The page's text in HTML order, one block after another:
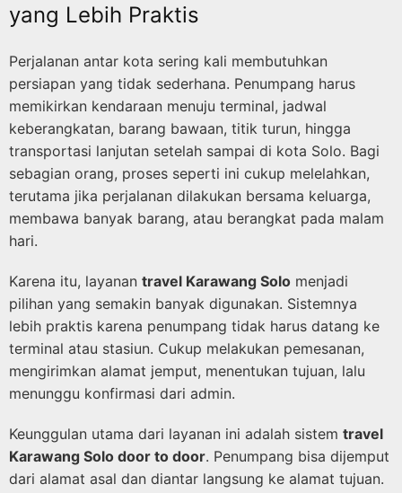
yang Lebih Praktis
Perjalanan antar kota sering kali membutuhkan
persiapan yang tidak sederhana. Penumpang harus
memikirkan kendaraan menuju terminal, jadwal
keberangkatan, barang bawaan, titik turun, hingga
transportasi lanjutan setelah sampai di kota Solo. Bagi
sebagian orang, proses seperti ini cukup melelahkan,
terutama jika perjalanan dilakukan bersama keluarga,
membawa banyak barang, atau berangkat pada malam
hari.
Karena itu, layanan travel Karawang Solo menjadi
pilihan yang semakin banyak digunakan. Sistemnya
lebih praktis karena penumpang tidak harus datang ke
terminal atau stasiun. Cukup melakukan pemesanan,
mengirimkan alamat jemput, menentukan tujuan, lalu
menunggu konfirmasi dari admin.
Keunggulan utama dari layanan ini adalah sistem travel
Karawang Solo door to door. Penumpang bisa dijemput
dari alamat asal dan diantar langsung ke alamat tujuan.